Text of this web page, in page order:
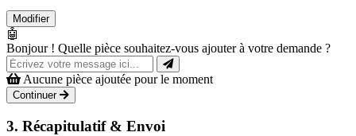
Modifier
🤖
Bonjour ! Quelle pièce souhaitez-vous ajouter à votre demande ?
Aucune pièce ajoutée pour le moment
Continuer
3. Récapitulatif & Envoi